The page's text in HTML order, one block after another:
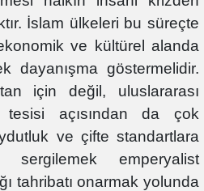
İslam ülkeleri bu süreçte
ve kültürel alanda
dayanışma göstermelidir.
için değil, uluslararası
tesisi açısından da çok
ve çifte standartlara
emperyalist
tahribatı onarmak yolunda